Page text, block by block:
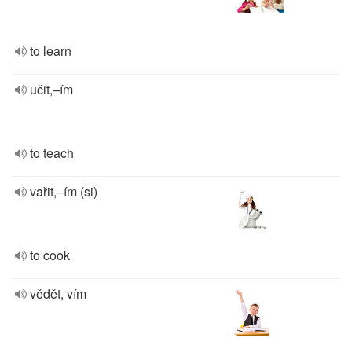
to learn
učit,–ím
to teach
vařit,–ím (si)
to cook
vědět, vím